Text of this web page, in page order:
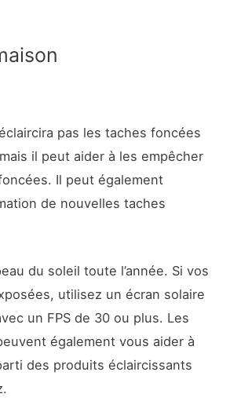
pas les taches foncées
il peut aider à les empêcher
Il peut également
de nouvelles taches
du soleil toute l’année. Si vos
utilisez un écran solaire
un FPS de 30 ou plus. Les
également vous aider à
des produits éclaircissants